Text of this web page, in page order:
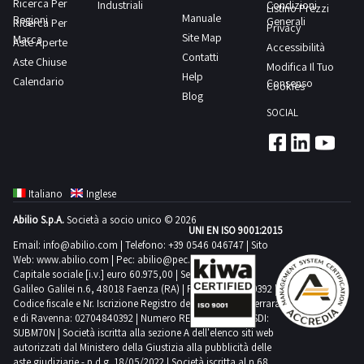
svolgimento
giornata-
Relativamente
IPhone
presenti
nella
vendita
non
è
svolgimento
delle
attività
di
ritiro
dal
giorno
concordato:
| 2
palmari
Amazon
|
N.
| 6
Personal
computer
Si
consiglia
un’ispezione
sul
posto.NOTE
PER
RITIRO:-
tempistica
timbri),-
molto
altro.Consulta
documento
PDF
Lotto
6
dalla
sezione
MFC-
L2410DN-
e
altro.Consulta
il
documento
PDF
Lotto
Ricerca Per
Regioni
Ricerca Per
Marca
Aste Aperte
Aste Chiuse
Calendario
Industriali
Manuale
Site Map
Contatti
Help
Blog
Condizioni
Generali
Listino Prezzi
Privacy
Accessibilità
Modifica Il Tuo
Consenso
Cookies
SOCIAL
Italiano
Inglese
Abilio S.p.A.Società a socio unico © 2026
Email: info@abilio.com | Telefono: +39 0546 046747 | Sito
Web: www.abilio.com | Pec: abilio@pec.illimity.com
Capitale sociale [i.v.] euro 60.975,00 | Sede legale in Via
Galileo Galilei n.6, 48018 Faenza (RA) | P.IVA: 02704840392 |
Codice fiscale e Nr. Iscrizione Registro delle Imprese di Ferrara
e di Ravenna: 02704840392 | Numero REA RA 224830 | SDI:
SUBM70N | Società iscritta alla sezione A dell'elenco siti web
autorizzati dal Ministero della Giustizia alla pubblicità delle
UNI EN ISO 9001:2015